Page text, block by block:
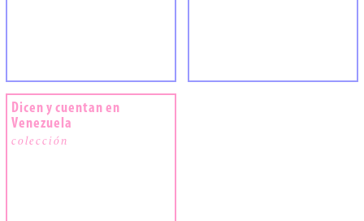
Dicen y cuentan en
Venezuela
colección